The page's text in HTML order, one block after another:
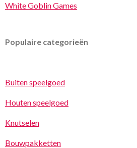
White Goblin Games
Populaire categorieën
Buiten speelgoed
Houten speelgoed
Knutselen
Bouwpakketten